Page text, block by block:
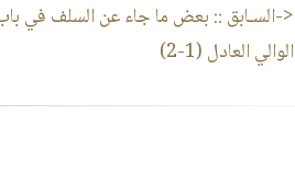
<-السـابق :: بعض ما جاء عن السلف في
الوالي العادل (1-2)